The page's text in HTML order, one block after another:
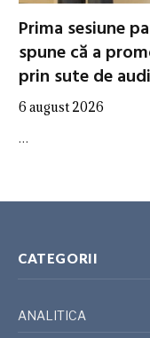
Prima sesiune
spune că a
prin sute de
6 august 2026
…
CATEGORII
ANALITICA